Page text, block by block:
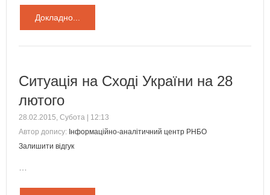
Докладно...
Ситуація на Сході України на 28
лютого
28.02.2015, Субота | 12:13
Автор допису: Інформаційно-аналітичний центр РНБО
Залишити відгук